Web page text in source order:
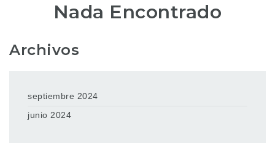
Nada Encontrado
Archivos
septiembre 2024
junio 2024